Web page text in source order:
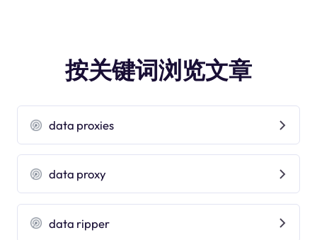
按关键词浏览文章
data proxies
data proxy
data ripper